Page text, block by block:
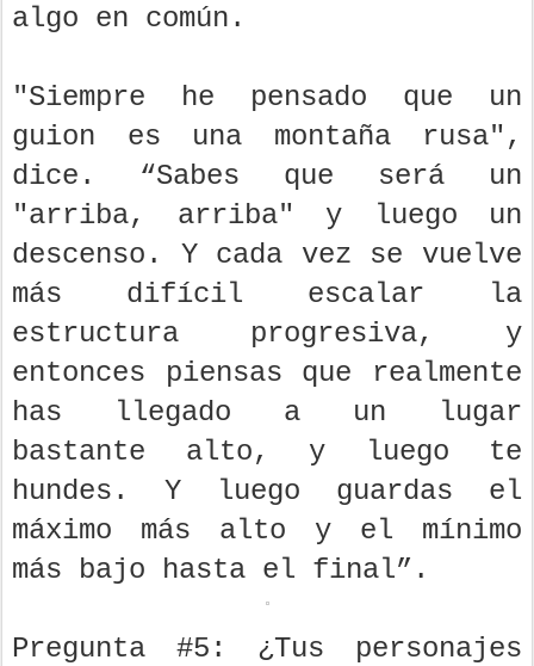
algo en común.
"Siempre he pensado que un
guion es una montaña rusa",
dice. “Sabes que será un
"arriba, arriba" y luego un
descenso. Y cada vez se vuelve
más difícil escalar la
estructura progresiva, y
entonces piensas que realmente
has llegado a un lugar
bastante alto, y luego te
hundes. Y luego guardas el
máximo más alto y el mínimo
más bajo hasta el final”.
Pregunta #5: ¿Tus personajes